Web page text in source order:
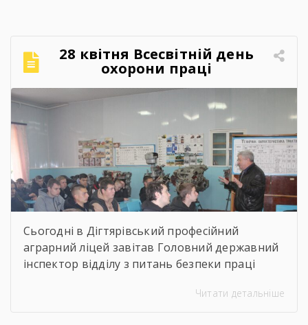
прийому 2026 року заступник директора з
навчально-виробничої роботи Сергій
Коломієць. Для майбутніх абітурієнтів було
проведено […]
28 квітня Всесвітній день
охорони праці
Сьогодні в Дігтярівський професійний
аграрний ліцей завітав Головний державний
інспектор відділу з питань безпеки праці
Чернігівській області ЦентральногоЧитати детальніше